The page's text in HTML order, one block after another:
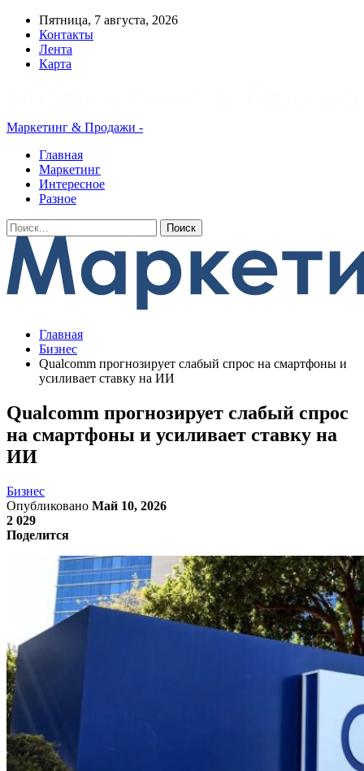
Пятница, 7 августа, 2026
Контакты
Лента
Карта
Маркетинг & Продажи -
Главная
Маркетинг
Интересное
Разное
Главная
Бизнес
Qualcomm прогнозирует слабый спрос на смартфоны и
усиливает ставку на ИИ
Qualcomm прогнозирует слабый спрос
на смартфоны и усиливает ставку на
ИИ
Бизнес
Опубликовано Май 10, 2026
2 029
Поделится